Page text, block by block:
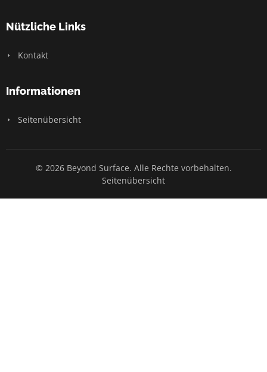
Nützliche Links
Kontakt
Informationen
Seitenübersicht
© 2026 Beyond Surface. Alle Rechte vorbehalten.
Seitenübersicht